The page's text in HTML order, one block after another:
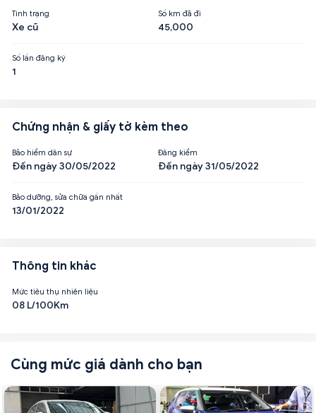
Tình trạng
Xe cũ
Số km đã đi
45,000
Số lần đăng ký
1
Chứng nhận & giấy tờ kèm theo
Bảo hiểm dân sự
Đến ngày 30/05/2022
Đăng kiểm
Đến ngày 31/05/2022
Bảo dưỡng, sửa chữa gần nhất
13/01/2022
Thông tin khác
Mức tiêu thụ nhiên liệu
08 L/100Km
Cùng mức giá dành cho bạn